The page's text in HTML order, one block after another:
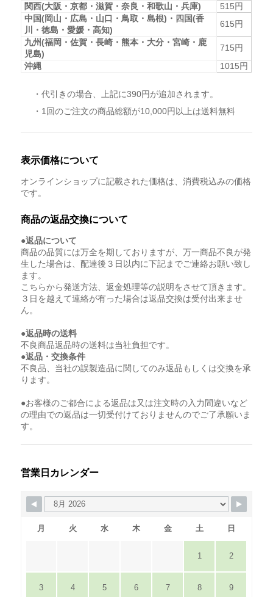
関西(大阪・京都・滋賀・奈良・和歌山・兵庫)
515円
中国(岡山・広島・山口・鳥取・島根)・四国(香
川・徳島・愛媛・高知)
615円
九州(福岡・佐賀・長崎・熊本・大分・宮崎・鹿
児島)
715円
沖縄
1015円
・代引きの場合、上記に390円が追加されます。
・1回のご注文の商品総額が10,000円以上は送料無料
表示価格について
オンラインショップに記載された価格は、消費税込みの価格
です。
商品の返品交換について
●返品について
商品の品質には万全を期しておりますが、万一商品不良が発
生した場合は、配達後３日以内に下記までご連絡お願い致し
ます。
こちらから発送方法、返金処理等の説明をさせて頂きます。
３日を越えて連絡が有った場合は返品交換は受付出来ませ
ん。
●返品時の送料
不良商品返品時の送料は当社負担です。
●返品・交換条件
不良品、当社の誤製造品に関してのみ返品もしくは交換を承
ります。
●お客様のご都合による返品は又は注文時の入力間違いなど
の理由での返品は一切受付けておりませんのでご了承願いま
す。
営業日カレンダー
月 火 水 木 金 土 日
1 2
3 4 5 6 7 8 9